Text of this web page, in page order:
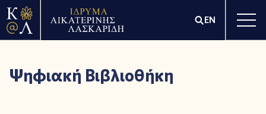
EN
Ψηφιακή Βιβλιοθήκη